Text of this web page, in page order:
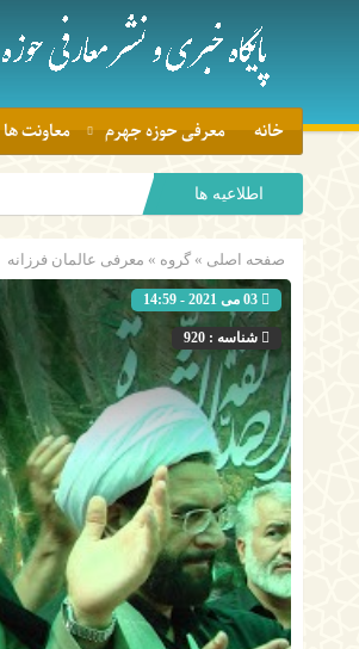
خانه معرفی حوزه جهرم معاونت ها
اطلاعیه ها
صفحه اصلی » گروه » معرفی عالمان فرزانه
شناسه : 920